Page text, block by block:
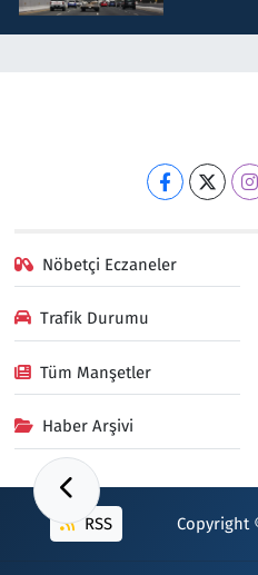
Nöbetçi Eczaneler
Trafik Durumu
Tüm Manşetler
Haber Arşivi
RSS Copyright